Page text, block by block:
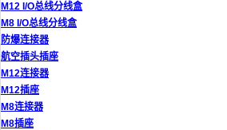
M12 I/O总线分线盒
M8 I/O总线分线盒
防爆连接器
航空插头插座
M12连接器
M12插座
M8连接器
M8插座